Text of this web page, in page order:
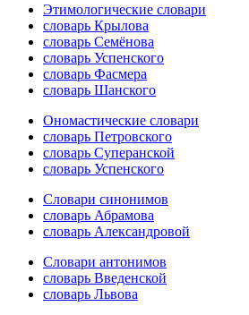
Этимологические словари
словарь Крылова
словарь Семёнова
словарь Успенского
словарь Фасмера
словарь Шанского
Ономастические словари
словарь Петровского
словарь Суперанской
словарь Успенского
Словари синонимов
словарь Абрамова
словарь Александровой
Словари антонимов
словарь Введенской
словарь Львова